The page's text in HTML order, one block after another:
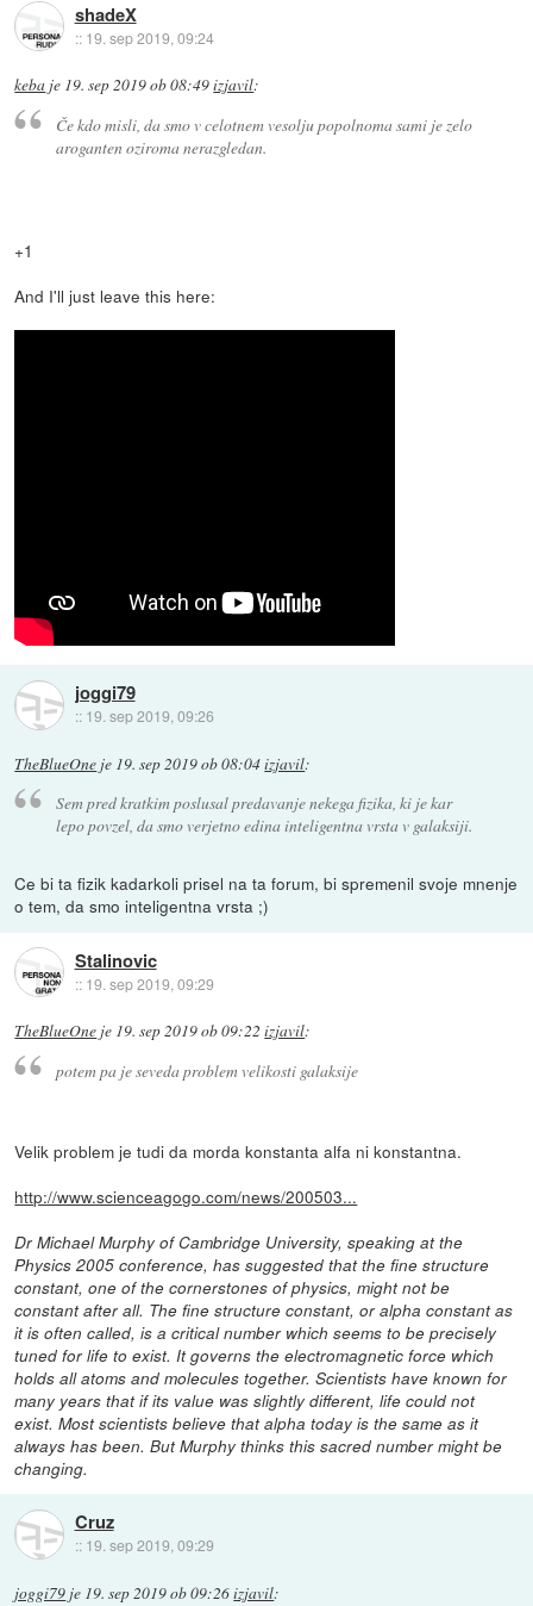
shadeX
:: 19. sep 2019, 09:24
keba je 19. sep 2019 ob 08:49izjavil:
Če kdo misli, da smo v celotnem vesolju popolnoma sami je zelo
aroganten oziroma nerazgledan.
+1
And I'll just leave this here:
joggi79
:: 19. sep 2019, 09:26
TheBlueOne je 19. sep 2019 ob 08:04izjavil:
Sem pred kratkim poslusal predavanje nekega fizika, ki je kar
lepo povzel, da smo verjetno edina inteligentna vrsta v galaksiji.
Ce bi ta fizik kadarkoli prisel na ta forum, bi spremenil svoje mnenje
o tem, da smo inteligentna vrsta ;)
Stalinovic
:: 19. sep 2019, 09:29
TheBlueOne je 19. sep 2019 ob 09:22 izjavil:
potem pa je seveda problem velikosti galaksije
Velik problem je tudi da morda konstanta alfa ni konstantna.
http://www.scienceagogo.com/news/200503...
Dr Michael Murphy of Cambridge University, speaking at the
Physics 2005 conference, has suggested that the fine structure
constant, one of the cornerstones of physics, might not be
constant after all. The fine structure constant, or alpha constant as
it is often called, is a critical number which seems to be precisely
tuned for life to exist. It governs the electromagnetic force which
holds all atoms and molecules together. Scientists have known for
many years that if its value was slightly different, life could not
exist. Most scientists believe that alpha today is the same as it
always has been. But Murphy thinks this sacred number might be
changing.
Cruz
:: 19. sep 2019, 09:29
joggi79 je 19. sep 2019 ob 09:26izjavil: